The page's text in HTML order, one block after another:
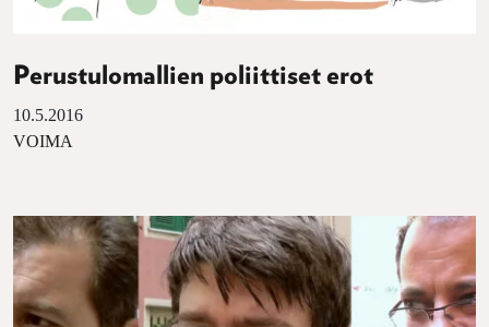
Perustulomallien poliittiset erot
10.5.2016
VOIMA